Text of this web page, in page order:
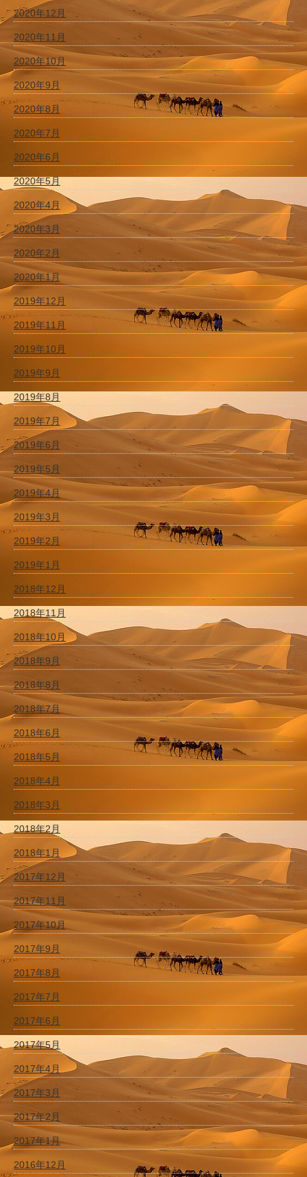
2020年12月
2020年11月
2020年10月
2020年9月
2020年8月
2020年7月
2020年6月
2020年5月
2020年4月
2020年3月
2020年2月
2020年1月
2019年12月
2019年11月
2019年10月
2019年9月
2019年8月
2019年7月
2019年6月
2019年5月
2019年4月
2019年3月
2019年2月
2019年1月
2018年12月
2018年11月
2018年10月
2018年9月
2018年8月
2018年7月
2018年6月
2018年5月
2018年4月
2018年3月
2018年2月
2018年1月
2017年12月
2017年11月
2017年10月
2017年9月
2017年8月
2017年7月
2017年6月
2017年5月
2017年4月
2017年3月
2017年2月
2017年1月
2016年12月